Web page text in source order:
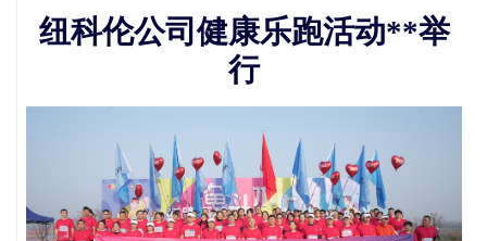
纽科伦公司健康乐跑活动**举
行